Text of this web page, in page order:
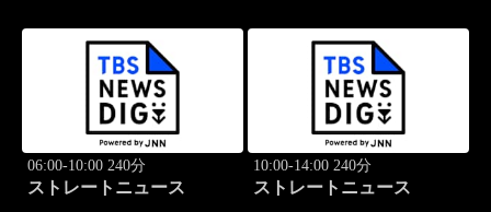
06:00-10:00 240分
ストレートニュース
10:00-14:00 240分
ストレートニュース